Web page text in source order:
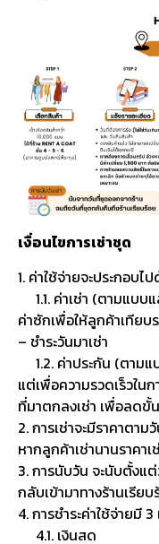
เงื่อนไขการเช่าชุด
1. ค่าใช้จ่ายจะประกอบ
1.1. ค่าเช่า (ตามแบบแ
ค่าซักเพื่อให้ลูกค้าเทียบ
– ชำระวันมาเช่า
1.2. ค่าประกัน (ตามแ
แต่เพื่อความรวดเร็วในก
ที่มาตกลงเช่า เพื่อลดขั้
2. การเช่าจะมีราคาตาม
หากลูกค้าเช่านานราคา
3. การนับวัน จะนับตั้งแ
กลับเข้ามาทางร้านเรีย
4. การชำระค่าใช้จ่ายมี
4.1. เงินสด